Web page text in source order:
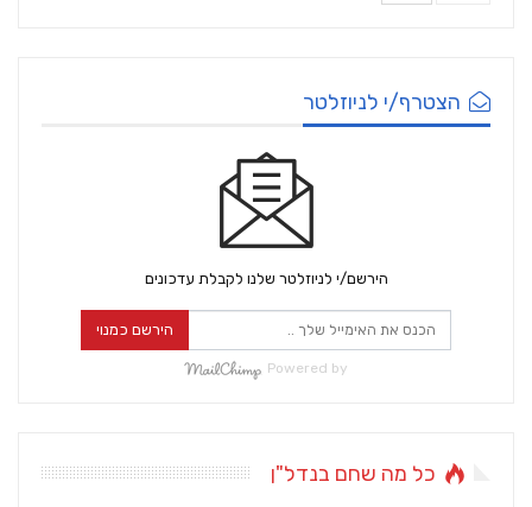
הצטרף/י לניוזלטר
הירשם/י לניוזלטר שלנו לקבלת עדכונים
הירשם כמנוי
Powered by
כל מה שחם בנדל"ן